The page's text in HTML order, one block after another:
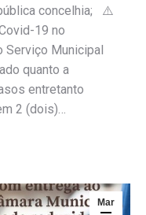
concelhia; ⚠️
19 no
Serviço Municipal
quanto a
entretanto
2 (dois)…
Mar